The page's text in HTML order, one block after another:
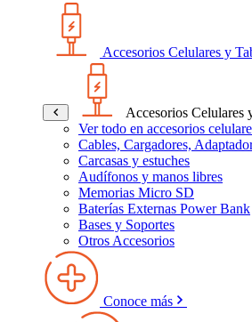
Accesorios Celulares y
Accesorios Celulares
Ver todo en accesorios
Cables, Cargadores,
Carcasas y estuches
Audífonos y manos libres
Memorias Micro SD
Baterías Externas Power Bank
Bases y Soportes
Otros Accesorios
Conoce más